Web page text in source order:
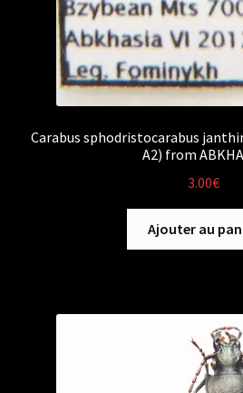
Carabus sphodristocarabus
A2) from
3.00€
Ajouter au